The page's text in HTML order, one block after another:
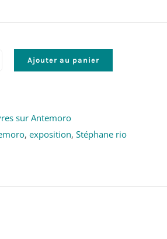
Ajouter au panier
sur Antemoro
, exposition, Stéphane rio